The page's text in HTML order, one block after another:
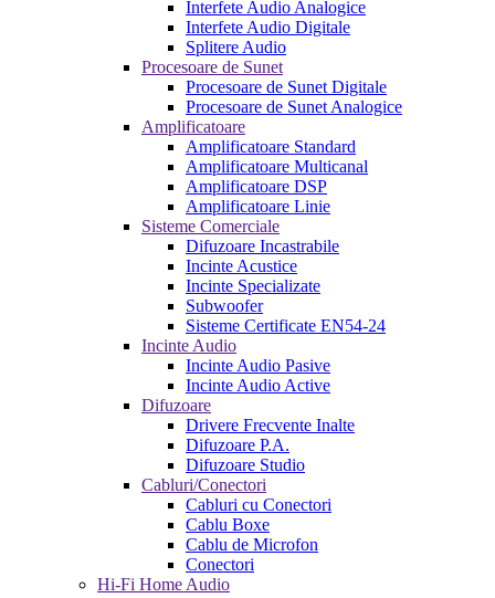
Interfete Audio Analogice
Interfete Audio Digitale
Splitere Audio
Procesoare de Sunet
Procesoare de Sunet Digitale
Procesoare de Sunet Analogice
Amplificatoare
Amplificatoare Standard
Amplificatoare Multicanal
Amplificatoare DSP
Amplificatoare Linie
Sisteme Comerciale
Difuzoare Incastrabile
Incinte Acustice
Incinte Specializate
Subwoofer
Sisteme Certificate EN54-24
Incinte Audio
Incinte Audio Pasive
Incinte Audio Active
Difuzoare
Drivere Frecvente Inalte
Difuzoare P.A.
Difuzoare Studio
Cabluri/Conectori
Cabluri cu Conectori
Cablu Boxe
Cablu de Microfon
Conectori
Hi-Fi Home Audio